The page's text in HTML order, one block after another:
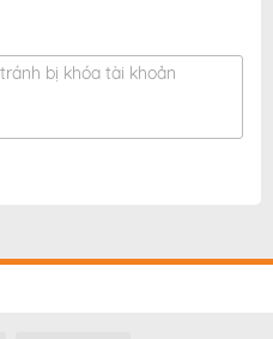
bị khóa tài khoản